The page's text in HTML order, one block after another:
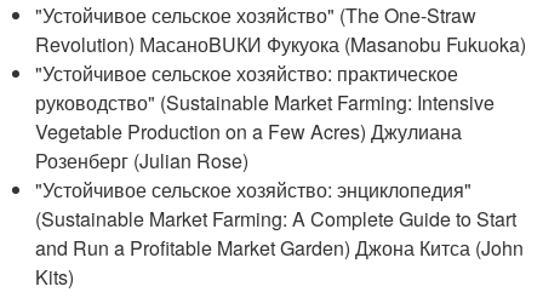
"Устойчивое сельское хозяйство" (The One-Straw
Revolution) МасаноBUКИ Фукуока (Masanobu Fukuoka)
"Устойчивое сельское хозяйство: практическое
руководство" (Sustainable Market Farming: Intensive
Vegetable Production on a Few Acres) Джулиана
Розенберг (Julian Rose)
"Устойчивое сельское хозяйство: энциклопедия"
(Sustainable Market Farming: A Complete Guide to Start
and Run a Profitable Market Garden) Джона Китса (John
Kits)